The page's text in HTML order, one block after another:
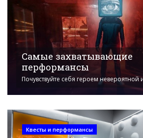
Самые захватывающие
перформансы
Почувствуйте себя героем невероятной
Квесты и перформансы